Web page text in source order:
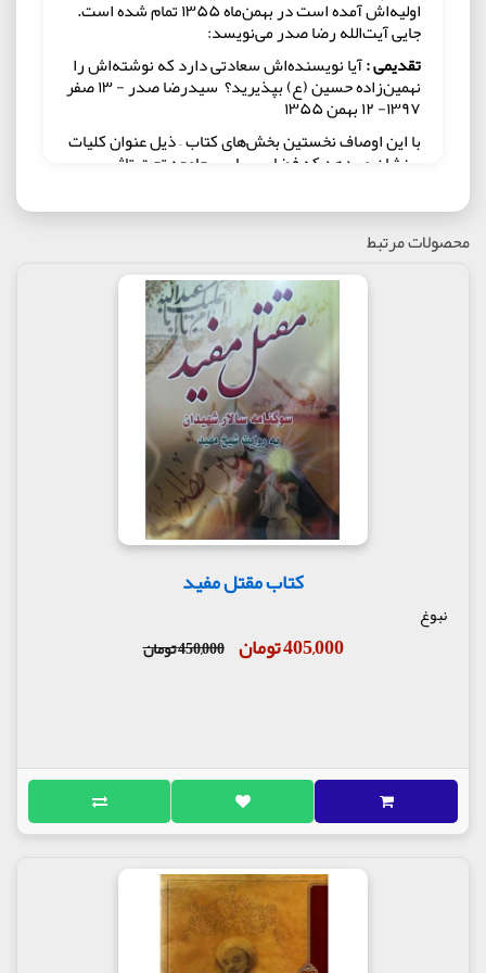
اولیه‌اش آمده است در بهمن‌ماه ۱۳۵۵ تمام شده است.
جایی آیت‌الله رضا صدر می‌نویسد:
تقدیمی :آیا نویسنده‌اش سعادتی دارد که نوشته‌اش را
نهمین‌زاده حسین (ع) بپذیرید؟ سیدرضا صدر - ۱۳ صفر
۱۳۹۷- ۱۲ بهمن ۱۳۵۵
با این اوصاف نخستین بخش‌های کتاب – ذیل عنوان کلیات
- نشان می‌دهد که فضای سیاسی جامعه تحت تاثیر
نویسنده در‌‌ همان سطور اول کتاب، تکلیف خود و
شبیه‌سازانی که مصداق درون دینی باور‌ها و اعتقادهای
سیاسی خود را در تفسیر عاشورا مبتلور می‌دیدند.
آیت‌الله صدر می‌نویسد که قیام امام حسین نه برای
حکومت بوده است و نه یک انقلاب به شمار می‌آید. دلیل
هم می‌آورد. ساختن تصویر از حسین انقلابی را
دست‌پخت «چپ» می‌داند. تعریف متداول از انقلاب را
می‌آورد و می‌گوید با این تعریف‌ها حسین انقلابی نبود.
تصویر قیام برای حکومت را هم که در میان بچه‌
مسلمان‌ها خواهانی داشت و مباحثی زیاد پیرامون اثر
مشهور آن روز‌ها «شهید جاوید» پدید آمده بود، رد
می‌کند. از این جهت نگاه او به قیام امام حسین نگاه
خاصی می‌شود.
در بخشی از کتاب میخوانیم :
خاست، لشکری نداشت. نیروی شکننده‌ای نداشت، از
می‌دانستند که قیام او با شهادت همراه خواهد بود، قدم
نگاه نویسنده در مورد واقعه کربلا در بخش بعدی ابعاد
کامل‌تری به خود می‌گیرد. در نخستین صفحات بخش
نخست کتاب با عنوان «شهادت و جهاد» تاکید می‌کند که
حق، طبیعتا «قدرت» ابزار خوبی نیست. همانگونه که
آیت‌الله صدر اشاره می‌کند بر مسند قدرت بودن حق،
دست‌کم در دورانی که دنیای بشری از میزان رشد کافی
برای مشارکت در حکومت حق برخوردار نیست، حق‌جویان
و فرصت‌شناسان را در یک صف قرار می‌دهد و این از دید
محصولات مرتبط
کتاب مقتل مفید
نبوغ
405,000 تومان 450,000 تومان